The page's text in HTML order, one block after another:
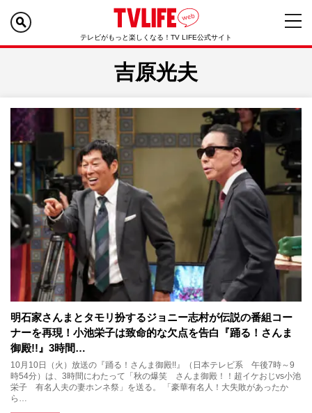
テレビがもっと楽しくなる！TV LIFE公式サイト
吉原光夫
明石家さんまとタモリ扮するジョニー志村が伝説の番組コー
ナーを再現！小池栄子は致命的な欠点を告白『踊る！さんま
御殿!!』3時間…
10月10日（火）放送の『踊る！さんま御殿!!』（日本テレビ系 午後7時～9
時54分）は、3時間にわたって「秋の爆笑 さんま御殿！！超イケおじvs小池
栄子 有名人夫の妻ホンネ祭」を送る。 「豪華有名人！大失敗があったか
ら…